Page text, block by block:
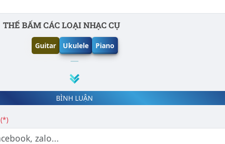
THẾ BẤM CÁC LOẠI NHẠC CỤ
Guitar Ukulele Piano
BÌNH LUẬN
(*)